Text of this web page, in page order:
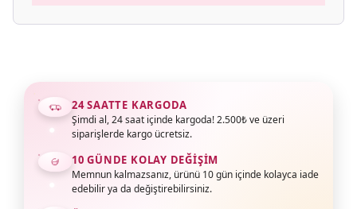
24 SAATTE KARGODA
Şimdi al, 24 saat içinde kargoda! 2.500₺ ve üzeri
siparişlerde kargo ücretsiz.
10 GÜNDE KOLAY DEĞIŞIM
Memnun kalmazsanız, ürünü 10 gün içinde kolayca iade
edebilir ya da değiştirebilirsiniz.